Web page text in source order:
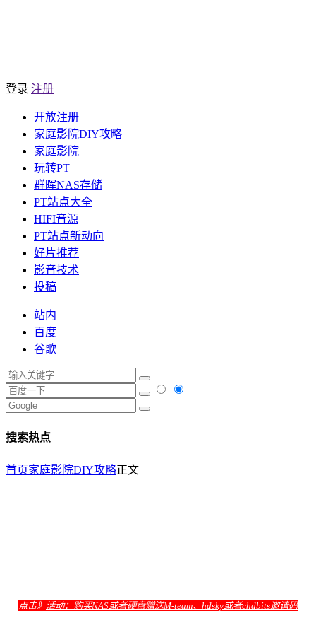
登录 注册
开放注册
家庭影院DIY攻略
家庭影院
玩转PT
群晖NAS存储
PT站点大全
HIFI音源
PT站点新动向
好片推荐
影音技术
投稿
站内
百度
谷歌
搜索热点
首页家庭影院DIY攻略正文
点击》 活动：购买NAS或者硬盘赠送M-team、hdsky或者chdbits邀请码